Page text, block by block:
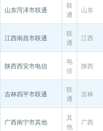
山东菏泽市联通
联
通
山东
江西南昌市联通
联
通
江西
陕西西安市电信
电
信
陕西
吉林四平市联通
联
通
吉林
广西南宁市其他
其
他
广西